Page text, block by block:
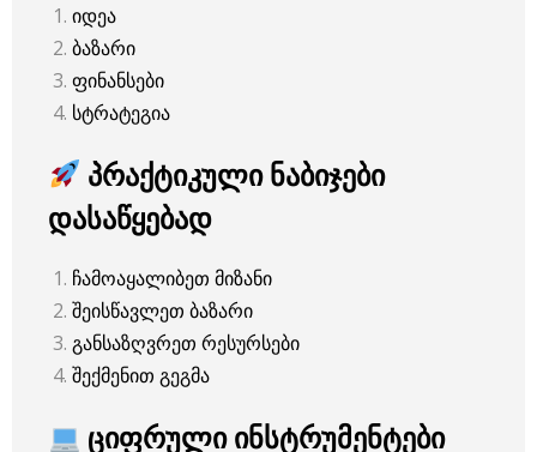
იდეა
ბაზარი
ფინანსები
სტრატეგია
პრაქტიკული ნაბიჯები
დასაწყებად
ჩამოაყალიბეთ მიზანი
შეისწავლეთ ბაზარი
განსაზღვრეთ რესურსები
შექმენით გეგმა
ციფრული ინსტრუმენტები